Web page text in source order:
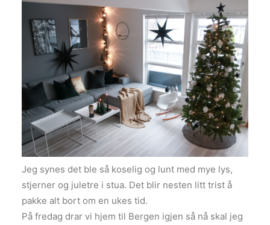
Jeg synes det ble så koselig og lunt med mye lys,
stjerner og juletre i stua. Det blir nesten litt trist å
pakke alt bort om en ukes tid.
På fredag drar vi hjem til Bergen igjen så nå skal jeg